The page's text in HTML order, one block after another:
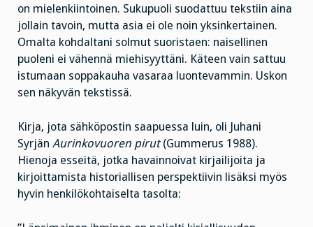
on mielenkiintoinen. Sukupuoli suodattuu tekstiin aina
jollain tavoin, mutta asia ei ole noin yksinkertainen.
Omalta kohdaltani solmut suoristaen: naisellinen
puoleni ei vähennä miehisyyttäni. Käteen vain sattuu
istumaan soppakauha vasaraa luontevammin. Uskon
sen näkyvän tekstissä.
Kirja, jota sähköpostin saapuessa luin, oli Juhani
Syrjän Aurinkovuoren pirut(Gummerus 1988).
Hienoja esseitä, jotka havainnoivat kirjailijoita ja
kirjoittamista historiallisen perspektiivin lisäksi myös
hyvin henkilökohtaiselta tasolta: